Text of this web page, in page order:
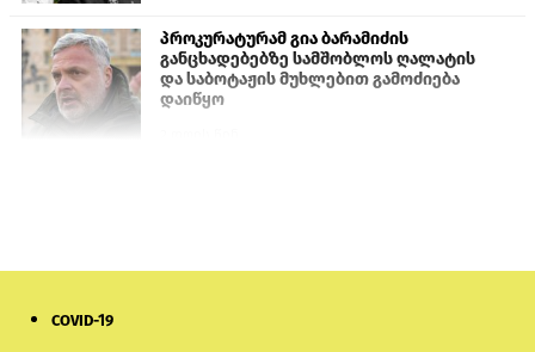
პროკურატურამ გია ბარამიძის
განცხადებებზე სამშობლოს ღალატის
და საბოტაჟის მუხლებით გამოძიება
დაიწყო
COVID-19